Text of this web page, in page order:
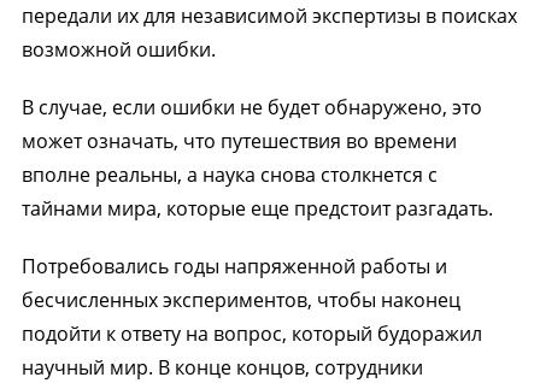
передали их для независимой экспертизы в поисках
возможной ошибки.
В случае, если ошибки не будет обнаружено, это
может означать, что путешествия во времени
вполне реальны, а наука снова столкнется с
тайнами мира, которые еще предстоит разгадать.
Потребовались годы напряженной работы и
бесчисленных экспериментов, чтобы наконец
подойти к ответу на вопрос, который будоражил
научный мир. В конце концов, сотрудники